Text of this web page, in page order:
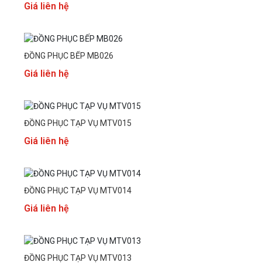
Giá liên hệ
ĐỒNG PHỤC BẾP MB026
Giá liên hệ
ĐỒNG PHỤC TẠP VỤ MTV015
Giá liên hệ
ĐỒNG PHỤC TẠP VỤ MTV014
Giá liên hệ
ĐỒNG PHỤC TẠP VỤ MTV013